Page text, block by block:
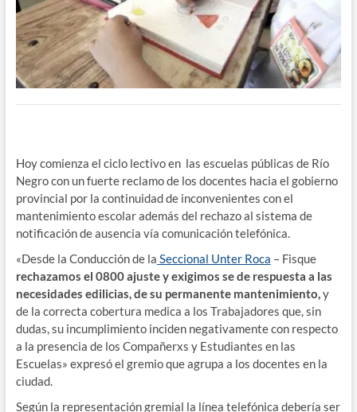
Hoy comienza el ciclo lectivo en las escuelas públicas de Río
Negro con un fuerte reclamo de los docentes hacia el gobierno
provincial por la continuidad de inconvenientes con el
mantenimiento escolar además del rechazo al sistema de
notificación de ausencia vía comunicación telefónica.
«Desde la Conducción de la Seccional Unter Roca – Fisque
rechazamos el 0800 ajuste y exigimos se de respuesta a las
necesidades edilicias, de su permanente mantenimiento,y
de la correcta cobertura medica a los Trabajadores que, sin
dudas, su incumplimiento inciden negativamente con respecto
a la presencia de los Compañerxs y Estudiantes en las
Escuelas» expresó el gremio que agrupa a los docentes en la
ciudad.
Según la representación gremial la línea telefónica debería ser